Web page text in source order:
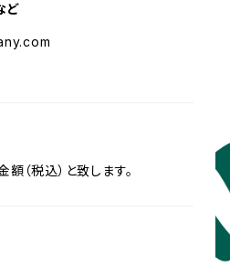
ど
（税込）と致します。